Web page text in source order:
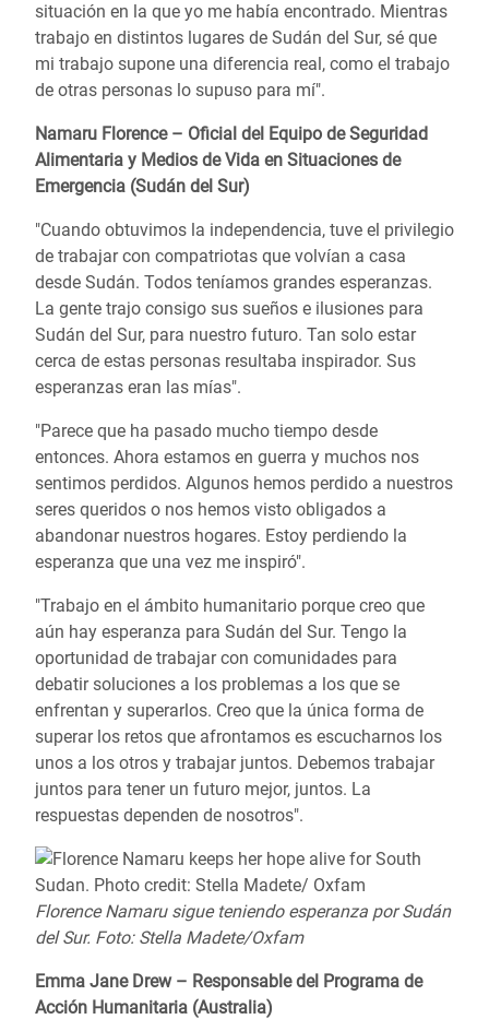
situación en la que yo me había encontrado. Mientras
trabajo en distintos lugares de Sudán del Sur, sé que
mi trabajo supone una diferencia real, como el trabajo
de otras personas lo supuso para mí".
Namaru Florence – Oficial del Equipo de Seguridad
Alimentaria y Medios de Vida en Situaciones de
Emergencia (Sudán del Sur)
"Cuando obtuvimos la independencia, tuve el privilegio
de trabajar con compatriotas que volvían a casa
desde Sudán. Todos teníamos grandes esperanzas.
La gente trajo consigo sus sueños e ilusiones para
Sudán del Sur, para nuestro futuro. Tan solo estar
cerca de estas personas resultaba inspirador. Sus
esperanzas eran las mías".
"Parece que ha pasado mucho tiempo desde
entonces. Ahora estamos en guerra y muchos nos
sentimos perdidos. Algunos hemos perdido a nuestros
seres queridos o nos hemos visto obligados a
abandonar nuestros hogares. Estoy perdiendo la
esperanza que una vez me inspiró".
"Trabajo en el ámbito humanitario porque creo que
aún hay esperanza para Sudán del Sur. Tengo la
oportunidad de trabajar con comunidades para
debatir soluciones a los problemas a los que se
enfrentan y superarlos. Creo que la única forma de
superar los retos que afrontamos es escucharnos los
unos a los otros y trabajar juntos. Debemos trabajar
juntos para tener un futuro mejor, juntos. La
respuestas dependen de nosotros".
Florence Namaru sigue teniendo esperanza por Sudán
del Sur. Foto: Stella Madete/Oxfam
Emma Jane Drew – Responsable del Programa de
Acción Humanitaria (Australia)